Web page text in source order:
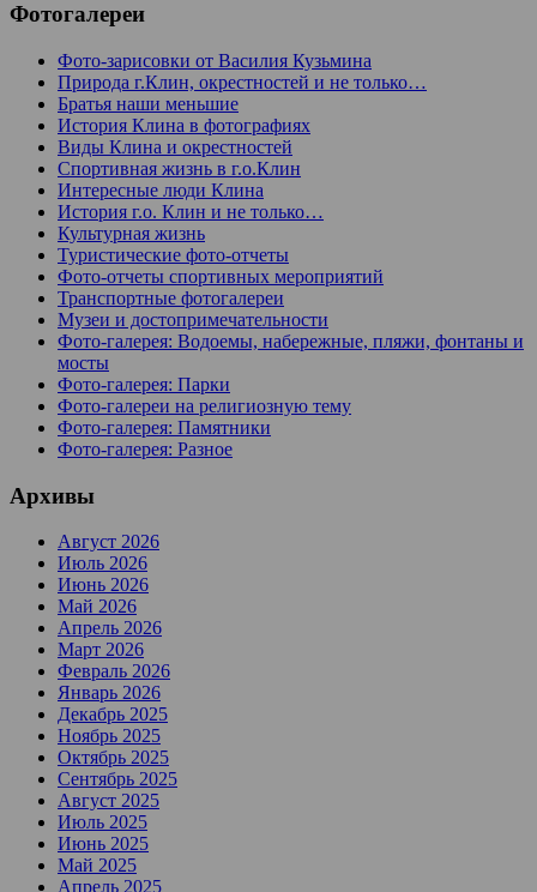
Фотогалереи
Фото-зарисовки от Василия Кузьмина
Природа г.Клин, окрестностей и не только…
Братья наши меньшие
История Клина в фотографиях
Виды Клина и окрестностей
Спортивная жизнь в г.о.Клин
Интересные люди Клина
История г.о. Клин и не только…
Культурная жизнь
Туристические фото-отчеты
Фото-отчеты спортивных мероприятий
Транспортные фотогалереи
Музеи и достопримечательности
Фото-галерея: Водоемы, набережные, пляжи, фонтаны и
мосты
Фото-галерея: Парки
Фото-галереи на религиозную тему
Фото-галерея: Памятники
Фото-галерея: Разное
Архивы
Август 2026
Июль 2026
Июнь 2026
Май 2026
Апрель 2026
Март 2026
Февраль 2026
Январь 2026
Декабрь 2025
Ноябрь 2025
Октябрь 2025
Сентябрь 2025
Август 2025
Июль 2025
Июнь 2025
Май 2025
Апрель 2025